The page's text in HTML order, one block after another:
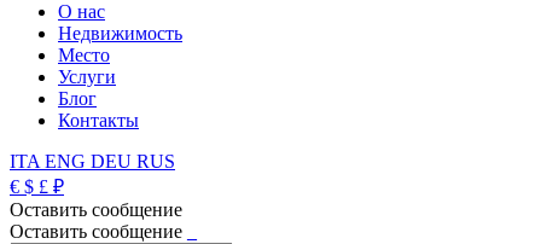
О нас
Недвижимость
Место
Услуги
Блог
Контакты
ITA ENG DEU RUS
€ $ £ ₽
Оставить сообщение
Оставить сообщение